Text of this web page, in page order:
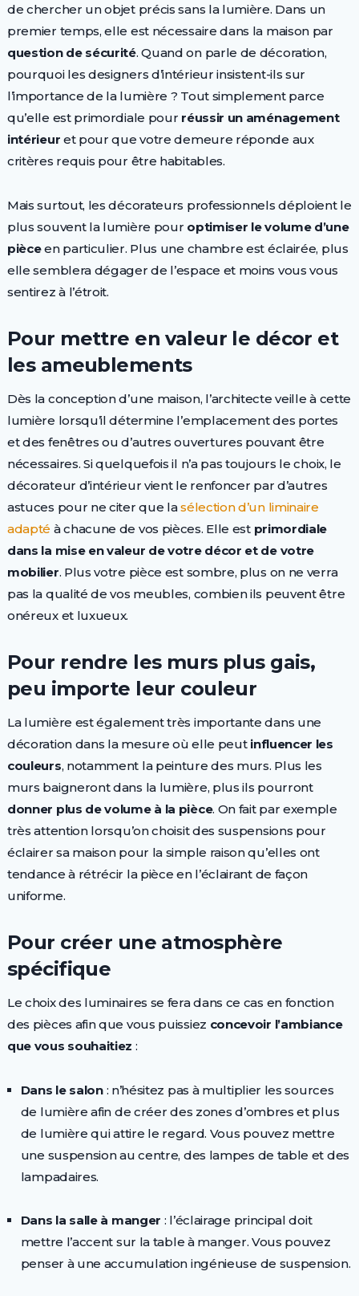
de chercher un objet précis sans la lumière. Dans un
premier temps, elle est nécessaire dans la maison par
question de sécurité. Quand on parle de décoration,
pourquoi les designers d’intérieur insistent-ils sur
l’importance de la lumière ? Tout simplement parce
qu’elle est primordiale pour réussir un aménagement
intérieur et pour que votre demeure réponde aux
critères requis pour être habitables.
Mais surtout, les décorateurs professionnels déploient le
plus souvent la lumière pour optimiser le volume d’une
pièceen particulier. Plus une chambre est éclairée, plus
elle semblera dégager de l’espace et moins vous vous
sentirez à l’étroit.
Pour mettre en valeur le décor et
les ameublements
Dès la conception d’une maison, l’architecte veille à cette
lumière lorsqu’il détermine l’emplacement des portes
et des fenêtres ou d’autres ouvertures pouvant être
nécessaires. Si quelquefois il n’a pas toujours le choix, le
décorateur d’intérieur vient le renfoncer par d’autres
astuces pour ne citer que lasélection d’un liminaire
adapté à chacune de vos pièces. Elle est primordiale
dans la mise en valeur de votre décor et de votre
mobilier. Plus votre pièce est sombre, plus on ne verra
pas la qualité de vos meubles, combien ils peuvent être
onéreux et luxueux.
Pour rendre les murs plus gais,
peu importe leur couleur
La lumière est également très importante dans une
décoration dans la mesure où elle peut influencer les
couleurs, notamment la peinture des murs. Plus les
murs baigneront dans la lumière, plus ils pourront
donner plus de volume à la pièce. On fait par exemple
très attention lorsqu’on choisit des suspensions pour
éclairer sa maison pour la simple raison qu’elles ont
tendance à rétrécir la pièce en l’éclairant de façon
uniforme.
Pour créer une atmosphère
spécifique
Le choix des luminaires se fera dans ce cas en fonction
des pièces afin que vous puissiez concevoir l’ambiance
que vous souhaitiez :
Dans le salon: n’hésitez pas à multiplier les sources
de lumière afin de créer des zones d’ombres et plus
de lumière qui attire le regard. Vous pouvez mettre
une suspension au centre, des lampes de table et des
lampadaires.
Dans la salle à manger : l’éclairage principal doit
mettre l’accent sur la table à manger. Vous pouvez
penser à une accumulation ingénieuse de suspension.